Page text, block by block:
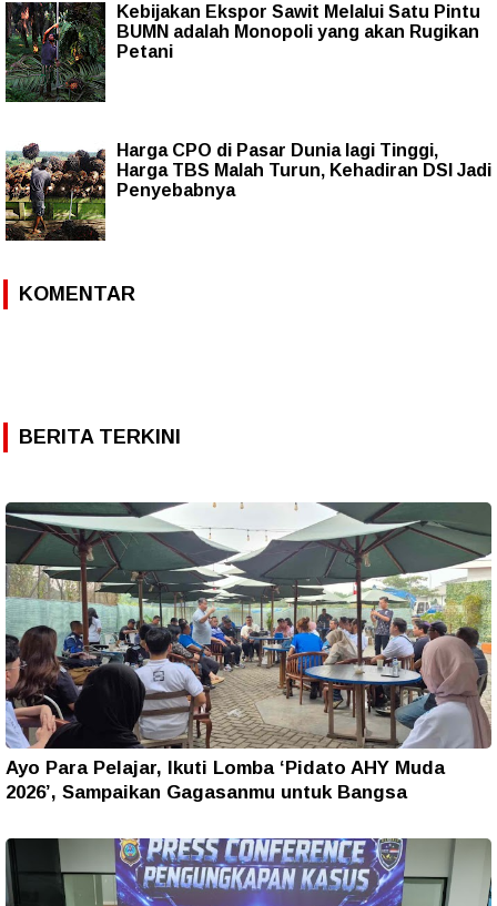
Kebijakan Ekspor Sawit Melalui Satu Pintu
BUMN adalah Monopoli yang akan Rugikan
Petani
Harga CPO di Pasar Dunia lagi Tinggi,
Harga TBS Malah Turun, Kehadiran DSI Jadi
Penyebabnya
KOMENTAR
BERITA TERKINI
Ayo Para Pelajar, Ikuti Lomba ‘Pidato AHY Muda
2026’, Sampaikan Gagasanmu untuk Bangsa